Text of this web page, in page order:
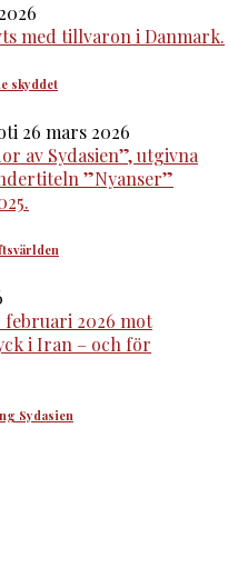
skyddet
26 mars 2026
Sydasien